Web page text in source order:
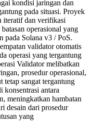
kondisi jaringan dan
pada situasi. Proyek
iteratif dan verifikasi
operasional yang
pada Solana v3 / PoS.
validator otomatis
operasi yang tergantung
Validator melibatkan
prosedur operasional,
tetap sangat tergantung
konsentrasi antara
meningkatkan hambatan
desain dari prosedur
yang